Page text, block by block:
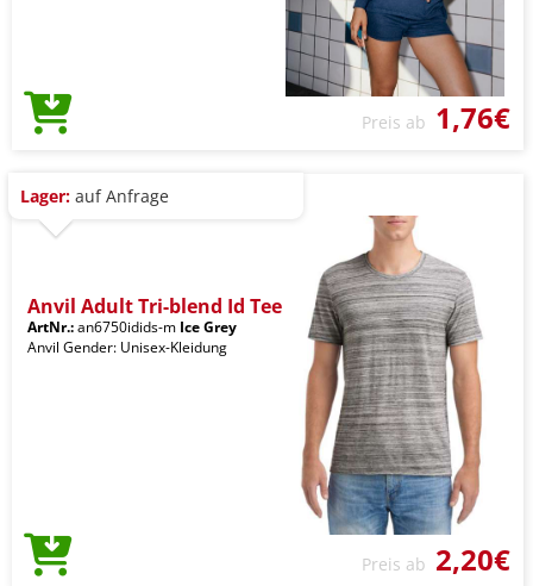
Preis ab 1,76€
Lager: auf Anfrage
Anvil Adult Tri-blend Id Tee
ArtNr.:an6750idids-m Ice Grey
Anvil Gender: Unisex-Kleidung
Preis ab 2,20€